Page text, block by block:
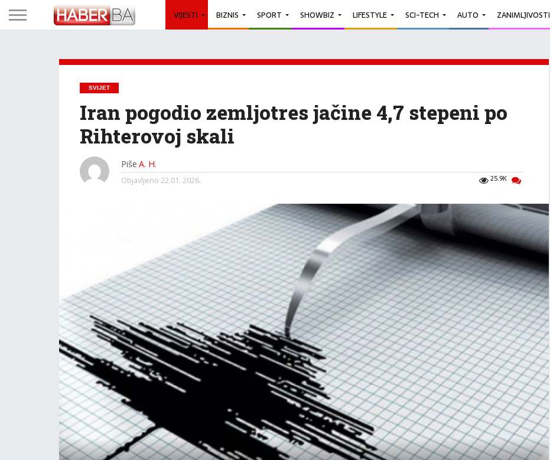
VIJESTI BIZNIS SPORT SHOWBIZ LIFESTYLE SCI-TECH AUTO ZANIMLJIVOSTI
SVIJET
Iran pogodio zemljotres jačine 4,7 stepeni po
Rihterovoj skali
Piše A. H.
25.9K
Objavljeno 22.01. 2026.